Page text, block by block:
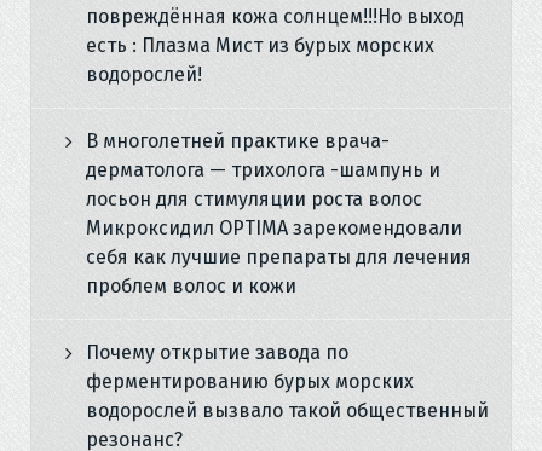
повреждённая кожа солнцем!!!Но выход
есть : Плазма Мист из бурых морских
водорослей!
В многолетней практике врача-
дерматолога — трихолога -шампунь и
лосьон для стимуляции роста волос
Микроксидил OPTIMA зарекомендовали
себя как лучшие препараты для лечения
проблем волос и кожи
Почему открытие завода по
ферментированию бурых морских
водорослей вызвало такой общественный
резонанс?